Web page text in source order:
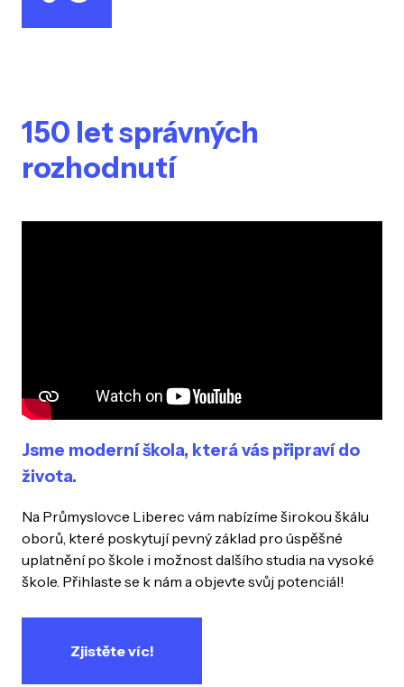
150 let správných
rozhodnutí
Jsme moderní škola, která vás připraví do
života.
Na Průmyslovce Liberec vám nabízíme širokou škálu
oborů, které poskytují pevný základ pro úspěšné
uplatnění po škole i možnost dalšího studia na vysoké
škole. Přihlaste se k nám a objevte svůj potenciál!
Zjistěte víc!